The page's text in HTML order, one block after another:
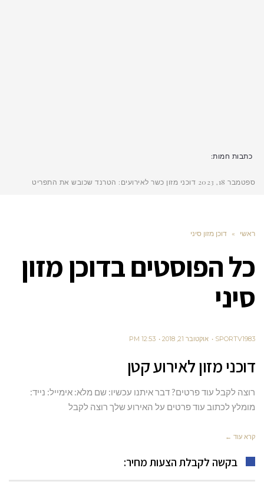
כתבות חמות:
ספטמבר 18, 2023 דוכני מזון כשר לאירועים: הטרנד שכובש את התפריט
ראשי » דוכן מזון סיני
כל הפוסטים בדוכן מזון
סיני
SPORTV1983 אוקטובר 21, 2018 12:53 PM
דוכני מזון לאירוע קטן
רוצה לקבל עוד פרטים? דבר איתנו עכשיו: שם מלא: אימייל: נייד:
מומלץ לכתוב עוד פרטים על האירוע שלך רוצה לקבל
קרא עוד ←
בקשה לקבלת הצעות מחיר: